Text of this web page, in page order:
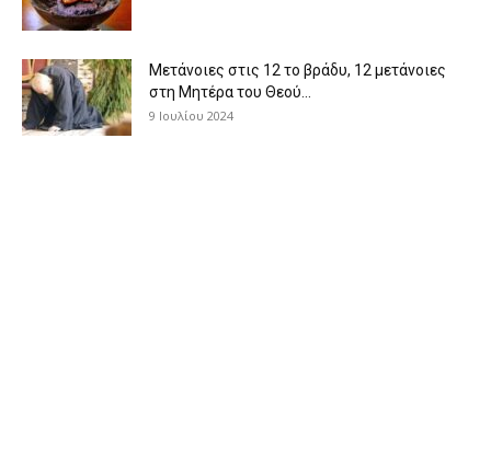
Μετάνοιες στις 12 το βράδυ, 12 μετάνοιες
στη Μητέρα του Θεού...
9 Ιουλίου 2024